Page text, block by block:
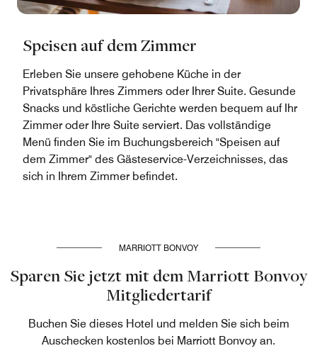
Speisen auf dem Zimmer
Erleben Sie unsere gehobene Küche in der
Privatsphäre Ihres Zimmers oder Ihrer Suite. Gesunde
Snacks und köstliche Gerichte werden bequem auf Ihr
Zimmer oder Ihre Suite serviert. Das vollständige
Menü finden Sie im Buchungsbereich "Speisen auf
dem Zimmer" des Gästeservice-Verzeichnisses, das
sich in Ihrem Zimmer befindet.
MARRIOTT BONVOY
Sparen Sie jetzt mit dem Marriott Bonvoy
Mitgliedertarif
Buchen Sie dieses Hotel und melden Sie sich beim
Auschecken kostenlos bei Marriott Bonvoy an.